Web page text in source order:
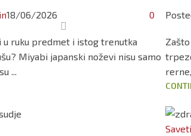
18/06/2026 0
u ruku predmet i istog trenutka
Miyabi japanski noževi nisu samo
...
Saveti